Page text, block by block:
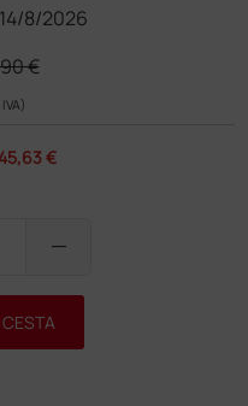
8/2026
€
45,63 €
remove